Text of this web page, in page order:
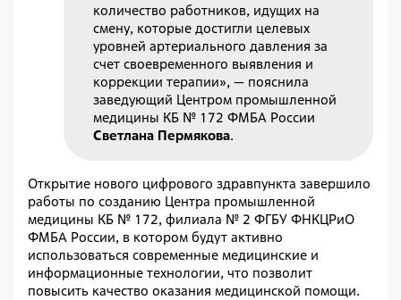
количество работников, идущих на
смену, которые достигли целевых
уровней артериального давления за
счет своевременного выявления и
коррекции терапии», — пояснила
заведующий Центром промышленной
медицины КБ № 172 ФМБА России
Светлана Пермякова.
Открытие нового цифрового здравпункта завершило
работы по созданию Центра промышленной
медицины КБ № 172, филиала № 2 ФГБУ ФНКЦРиО
ФМБА России, в котором будут активно
использоваться современные медицинские и
информационные технологии, что позволит
повысить качество оказания медицинской помощи.